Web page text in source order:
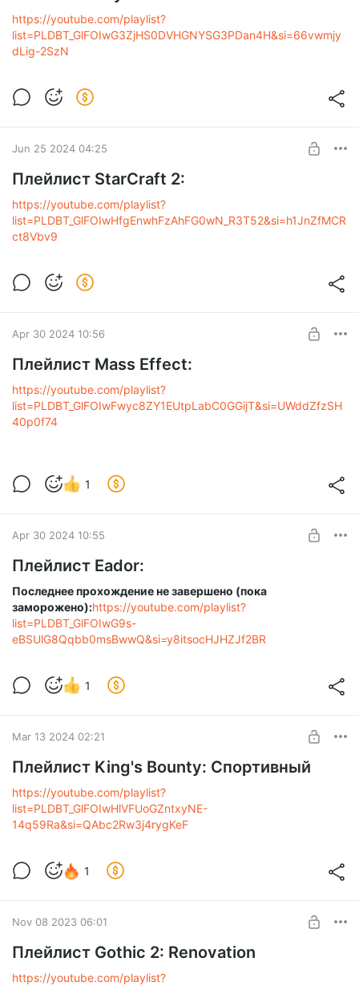
https://youtube.com/playlist?
list=PLDBT_GlFOIwG3ZjHS0DVHGNYSG3PDan4H&si=66vwmjy
dLig-2SzN
Jun 25 2024 04:25
Плейлист StarCraft 2:
https://youtube.com/playlist?
list=PLDBT_GlFOIwHfgEnwhFzAhFG0wN_R3T52&si=h1JnZfMCR
ct8Vbv9
Apr 30 2024 10:56
Плейлист Mass Effect:
https://youtube.com/playlist?
list=PLDBT_GlFOIwFwyc8ZY1EUtpLabC0GGijT&si=UWddZfzSH
40p0f74
1
Apr 30 2024 10:55
Плейлист Eador:
Последнее прохождение не завершено (пока
заморожено):https://youtube.com/playlist?
list=PLDBT_GlFOIwG9s-
eBSUlG8Qqbb0msBwwQ&si=y8itsocHJHZJf2BR
1
Mar 13 2024 02:21
Плейлист King's Bounty: Спортивный
https://youtube.com/playlist?
list=PLDBT_GlFOIwHlVFUoGZntxyNE-
14q59Ra&si=QAbc2Rw3j4rygKeF
1
Nov 08 2023 06:01
Плейлист Gothic 2: Renovation
https://youtube.com/playlist?